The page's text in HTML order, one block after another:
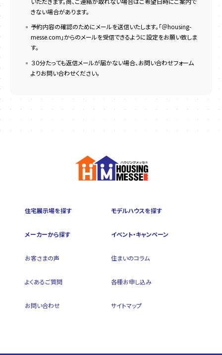
きない場合があります。
予約内容の確認のためにメールを送信いたします。「＠housing-
messe.com」からのメールを受信できるように設定をお願い致しま
す。
３０分たっても返信メールが届かない場合、お問い合わせフォーム
よりお問い合わせください。
住宅展示場を探す モデルハウスを探す
メーカーから探す イベント・キャンペーン
お客さまの声 住まいのコラム
よくあるご質問 各種お申し込み
お問い合わせ サイトマップ